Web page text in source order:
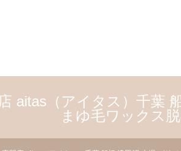
aitas（アイタス）千葉
まゆ毛ワックス